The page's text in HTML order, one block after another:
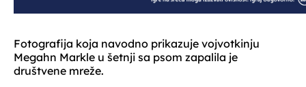
Fotografija koja navodno prikazuje vojvotkinju
Megahn Markle u šetnji sa psom zapalila je
društvene mreže.